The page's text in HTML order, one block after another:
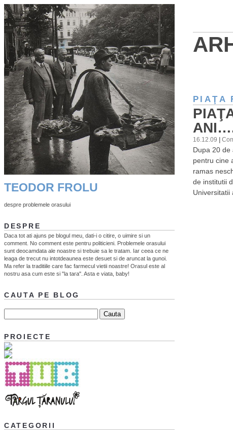
PIAŢA
16.12.09
Dupa 20 de
pentru cine
ramas
de institutii
TEODOR FROLU
despre problemele orasului
DESPRE
Daca tot ati ajuns pe blogul meu, dati-i o citire, o uimire si un
comment. No comment este pentru politicieni. Problemele orasului
sunt deocamdata ale noastre si trebuie sa le tratam. Iar ceea ce ne
leaga de trecut nu intotdeaunea este desuet si de aruncat la gunoi.
Ma refer la traditiile care fac farmecul vietii noastre! Orasul este al
nostru asa cum este si "la tara". Asta e viata, baby!
CAUTA PE BLOG
PROIECTE
CATEGORII